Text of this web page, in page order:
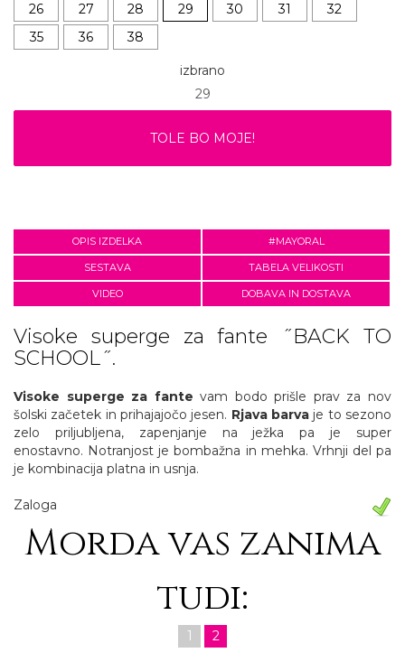
26 27 28 29 30 31
32
35
36 38
izbrano
29
TOLE BO MOJE!
OPIS IZDELKA #MAYORAL
SESTAVA TABELA VELIKOSTI
VIDEO DOBAVA IN DOSTAVA
Visoke superge za fante ˝BACK TO
SCHOOL˝.
Visoke superge za fante vam bodo prišle prav za nov
šolski začetek in prihajajočo jesen. Rjava barva je to sezono
zelo priljubljena, zapenjanje na ježka pa je super
enostavno. Notranjost je bombažna in mehka. Vrhnji del pa
je kombinacija platna in usnja.
Zaloga
Morda vas zanima
tudi:
1 2